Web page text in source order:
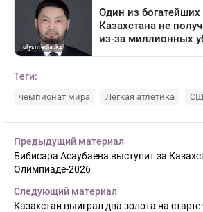
Теги:
чемпионат мира Легкая атлетика
Предыдущий материал
Бибисара Асаубаева выступит за
Олимпиаде-2026
Следующий материал
Казахстан выиграл два золота на